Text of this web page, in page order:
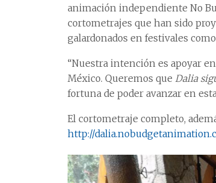
animación independiente No
cortometrajes que han sido
galardonados en festivales
“Nuestra intención es apoyar
México. Queremos que Dalia
fortuna de poder avanzar en
El cortometraje completo,
http://